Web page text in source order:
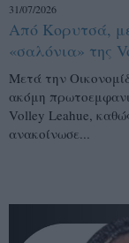
31/07/2026
Από Κορυτσά,
«σαλόνια» της
Μετά την
ακόμη
Volley Leahue,
ανακοίνωσε...